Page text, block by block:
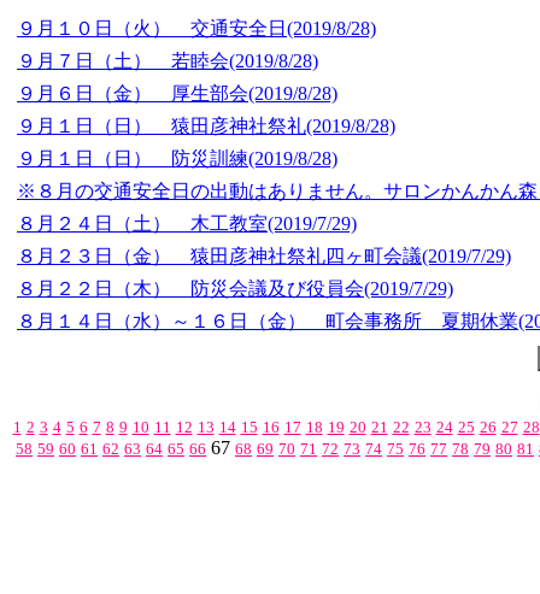
９月１０日（火） 交通安全日 (2019/8/28)
９月７日（土） 若睦会(2019/8/28)
９月６日（金） 厚生部会(2019/8/28)
９月１日（日） 猿田彦神社祭礼(2019/8/28)
９月１日（日） 防災訓練(2019/8/28)
※８月の交通安全日の出動はありません。サロンかんかん
８月２４日（土） 木工教室(2019/7/29)
８月２３日（金） 猿田彦神社祭礼四ヶ町会議(2019/7/29)
８月２２日（木） 防災会議及び役員会(2019/7/29)
８月１４日（水）～１６日（金） 町会事務所 夏期休業
1 2 3 4 5 6 7 8 9 10 11 12 13 14 15 16 17 18 19 20 21 22 23 24 25 26 27 28
58 59 60 61 62 63 64 65 66 67 68 69 70 71 72 73 74 75 76 77 78 79 80 81